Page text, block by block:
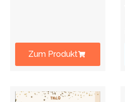
Zum Produkt